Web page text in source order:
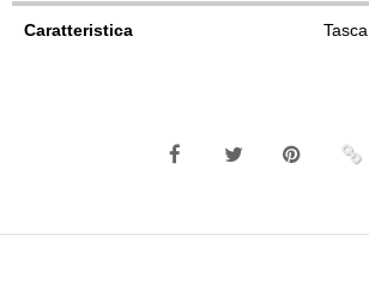
Caratteristica Tasca